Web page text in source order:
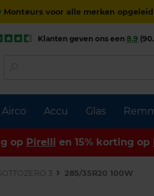
Monteurs voor alle merken opgeleid
Airco Accu Glas
Klanten geven ons een 8,9
op Pirelli en 15% korting op
3 285/35R20 100W